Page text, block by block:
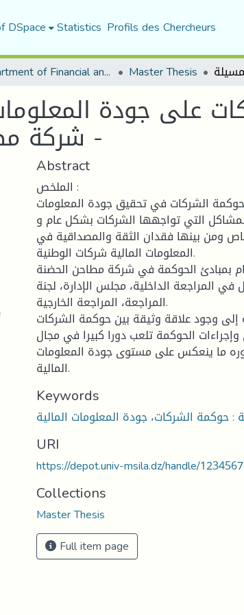
DSpace Statistics Profils des Chercheurs
Department of Financial and Accounting Sciences Master Thesis
على جودة
شركة مطاحن الحضنة بالمسيلة -
Abstract
الملخص :
الشركات في تحقيق جودة المعلومات
المشاكل التي تواجهها الشركات بشكل عام و
ومن بينها فقدان الثقة والمصداقية في
المعلومات المالية شركات الوطنية.
بمبادئ الحوكمة في شركة مطاحن الحضنة
في المراجعة الداخلية، مجلس الإدارة، لجنة
المراجعة، المراجعة الخارجية.
وجود علاقة وثيقة بين حوكمة الشركات
وإجراءات الحوكمة تلعب دورا كبيرا في مجال
ما ينعكس على مستوى جودة المعلومات
المالية.
Keywords
URI
https://depot.univ-msila.dz/handle/
Collections
Master Thesis
Full item page